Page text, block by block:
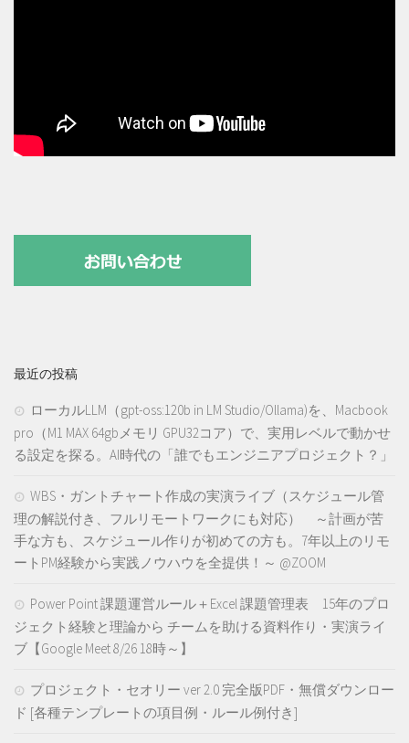
最近の投稿
ローカルLLM（gpt-oss:120b in LM Studio/Ollama)を、Macbook
pro（M1 MAX 64gbメモリ GPU32コア）で、実用レベルで動かせ
る設定を探る。AI時代の「誰でもエンジニアプロジェクト？」
WBS・ガントチャート作成の実演ライブ（スケジュール管
理の解説付き、フルリモートワークにも対応） ～計画が苦
手な方も、スケジュール作りが初めての方も。7年以上のリモ
ートPM経験から実践ノウハウを全提供！～ @ZOOM
Power Point 課題運営ルール＋Excel 課題管理表 15年のプロ
ジェクト経験と理論から チームを助ける資料作り・実演ライ
ブ【Google Meet 8/26 18時～】
プロジェクト・セオリー ver 2.0 完全版PDF・無償ダウンロー
ド [各種テンプレートの項目例・ルール例付き]